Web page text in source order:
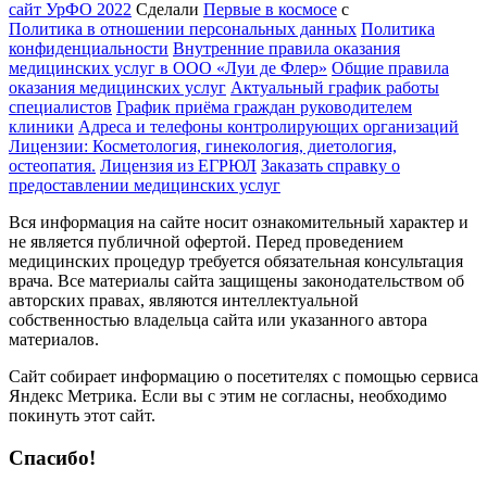
сайт УрФО 2022 Сделали Первые в космосе с
Политика в отношении персональных данных Политика
конфиденциальности Внутренние правила оказания
медицинских услуг в ООО «Луи де Флер» Общие правила
оказания медицинских услуг Актуальный график работы
специалистов График приёма граждан руководителем
клиники Адреса и телефоны контролирующих организаций
Лицензии: Косметология, гинекология, диетология,
остеопатия. Лицензия из ЕГРЮЛ Заказать справку о
предоставлении медицинских услуг
Вся информация на сайте носит ознакомительный характер и
не является публичной офертой. Перед проведением
медицинских процедур требуется обязательная консультация
врача. Все материалы сайта защищены законодательством об
авторских правах, являются интеллектуальной
собственностью владельца сайта или указанного автора
материалов.
Сайт собирает информацию о посетителях с помощью сервиса
Яндекс Метрика. Если вы с этим не согласны, необходимо
покинуть этот сайт.
Спасибо!